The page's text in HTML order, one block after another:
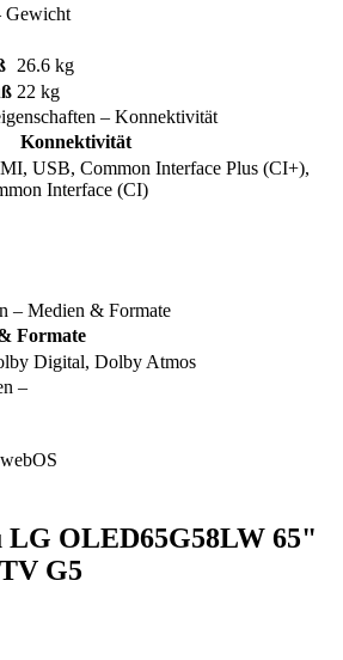
Gewicht
26.6 kg
22 kg
– Konnektivität
Konnektivität
USB, Common Interface Plus (CI+),
Interface (CI)
– Medien & Formate
Formate
Digital, Dolby Atmos
–
webOS
LG OLED65G58LW 65"
G5